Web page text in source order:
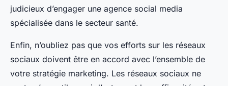
judicieux d’engager une agence social media
spécialisée dans le secteur santé.
Enfin, n’oubliez pas que vos efforts sur les réseaux
sociaux doivent être en accord avec l’ensemble de
votre stratégie marketing. Les réseaux sociaux ne